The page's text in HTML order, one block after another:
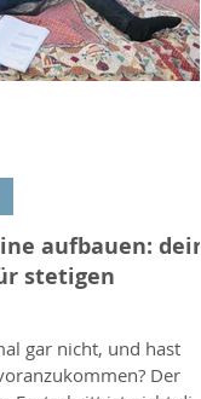
aufbauen: dein
stetigen
gar nicht, und hast
Der